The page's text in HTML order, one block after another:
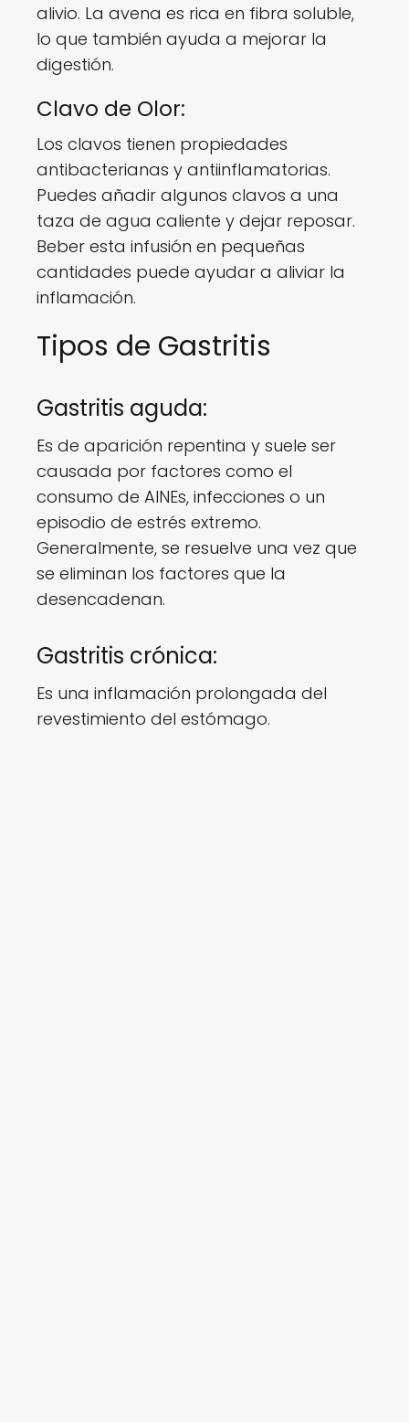
alivio. La avena es rica en fibra soluble,
lo que también ayuda a mejorar la
digestión.
Clavo de Olor:
Los clavos tienen propiedades
antibacterianas y antiinflamatorias.
Puedes añadir algunos clavos a una
taza de agua caliente y dejar reposar.
Beber esta infusión en pequeñas
cantidades puede ayudar a aliviar la
inflamación.
Tipos de Gastritis
Gastritis aguda:
Es de aparición repentina y suele ser
causada por factores como el
consumo de AINEs, infecciones o un
episodio de estrés extremo.
Generalmente, se resuelve una vez que
se eliminan los factores que la
desencadenan.
Gastritis crónica:
Es una inflamación prolongada del
revestimiento del estómago.